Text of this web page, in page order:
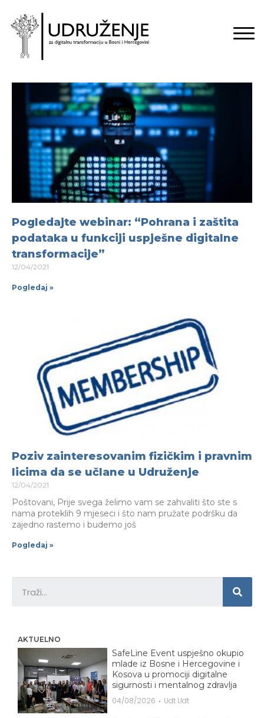
Pogledajte webinar: “Pohrana i zaštita
podataka u funkciji uspješne digitalne
transformacije”
12/04/2021
Pogledaj »
Poziv zainteresovanim fizičkim i pravnim
licima da se učlane u Udruženje
12/04/2021
Poštovani, Prije svega želimo vam se zahvaliti što ste s
nama proteklih 9 mjeseci i što nam pružate podršku da
zajedno rastemo i budemo još
Pogledaj »
AKTUELNO
SafeLine Event uspješno okupio
mlade iz Bosne i Hercegovine i
Kosova u promociji digitalne
sigurnosti i mentalnog zdravlja
04/08/2026 Udt Udt